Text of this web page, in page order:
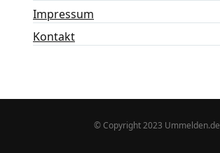
Impressum
Kontakt
© Copyright 2023 Ummelden.de